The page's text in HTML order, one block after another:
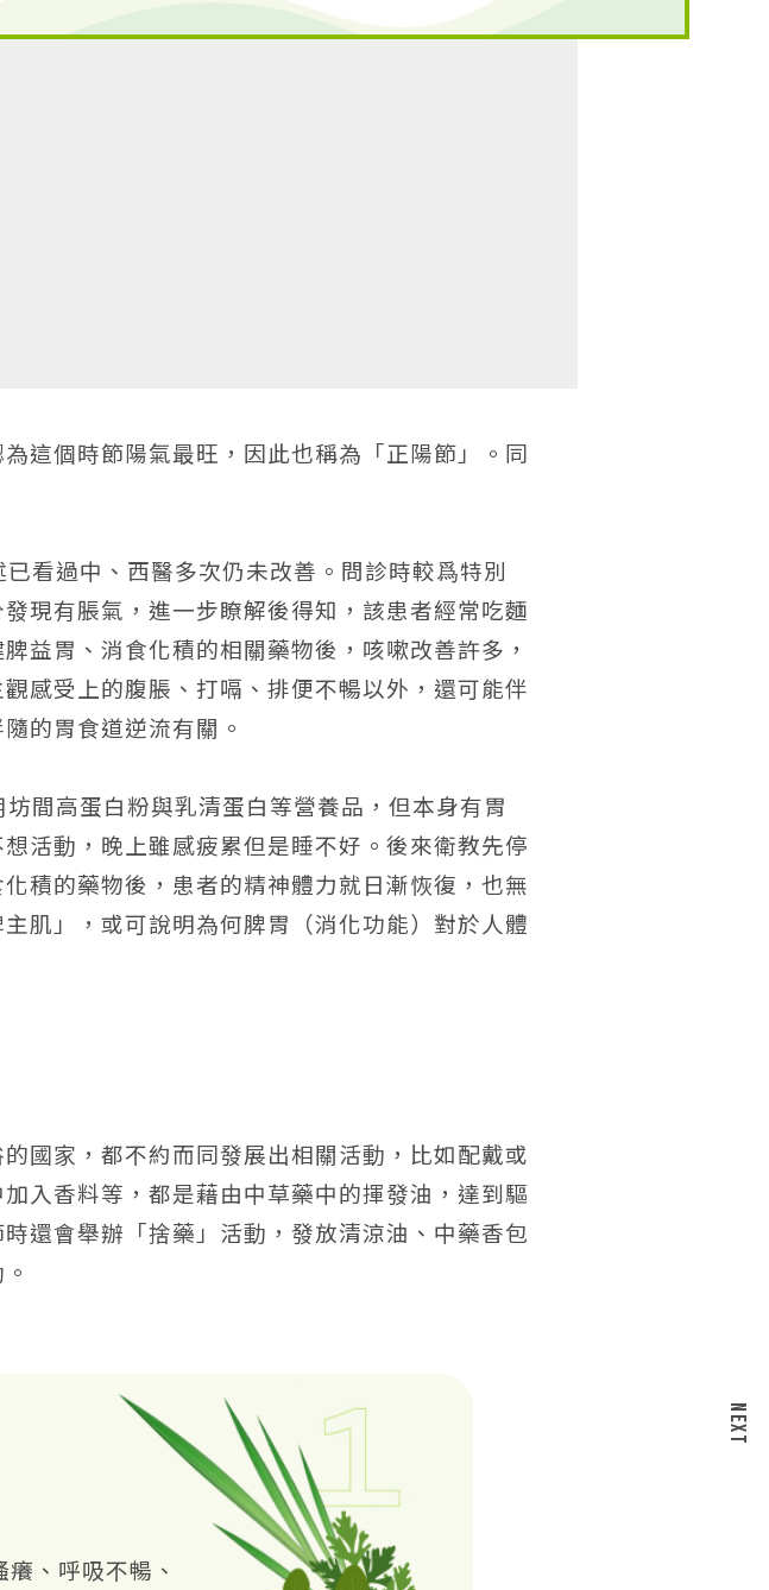
NEXT
這個時節陽氣最旺，因此也稱為「正陽節」。同
看過中、西醫多次仍未改善。問診時較爲特別
現有脹氣，進一步瞭解後得知，該患者經常吃麵
益胃、消食化積的相關藥物後，咳嗽改善許多，
感受上的腹脹、打嗝、排便不暢以外，還可能伴
的胃食道逆流有關。
間高蛋白粉與乳清蛋白等營養品，但本身有胃
活動，晚上雖感疲累但是睡不好。後來衛教先停
積的藥物後，患者的精神體力就日漸恢復，也無
肌」，或可說明為何脾胃（消化功能）對於人體
國家，都不約而同發展出相關活動，比如配戴或
入香料等，都是藉由中草藥中的揮發油，達到驅
還會舉辦「捨藥」活動，發放清涼油、中藥香包
、呼吸不暢、